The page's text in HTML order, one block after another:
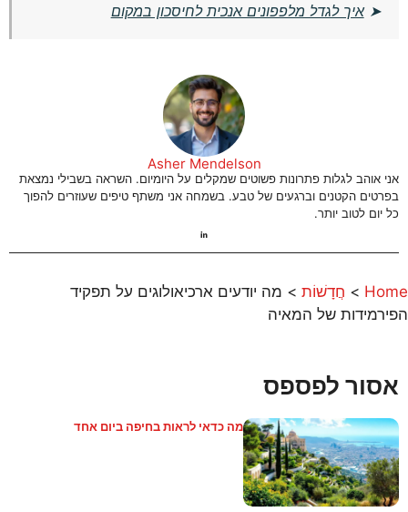
➤איך לגדל מלפפונים אנכית לחיסכון במקום
Asher Mendelson
אני אוהב לגלות פתרונות פשוטים שמקלים על היומיום. השראה בשבילי נמצאת
בפרטים הקטנים וברגעים של טבע. בשמחה אני משתף טיפים שעוזרים להפוך
כל יום לטוב יותר.
Home
> חֲדָשׁוֹת > מה יודעים ארכיאולוגים על תפקיד
הפירמידות של המאיה
אסור לפספס
מה כדאי לראות בחיפה ביום אחד